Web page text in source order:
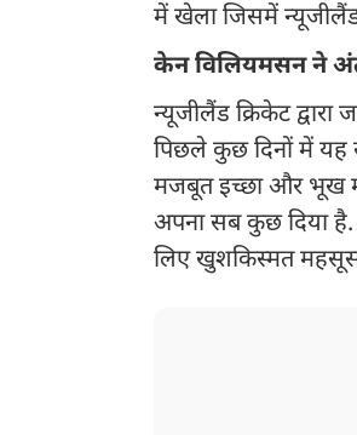
में खेला जिसमें न्यूजीलैंड
केन विलियमसन ने
न्यूजीलैंड क्रिकेट
पिछले कुछ दिनों में यह
मजबूत इच्छा और भूख
अपना सब कुछ दिया
लिए खुशकिस्मत